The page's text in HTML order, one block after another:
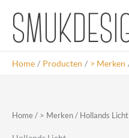
inhoud
Home Producten > Merken
Home / > Merken / Hollands Licht